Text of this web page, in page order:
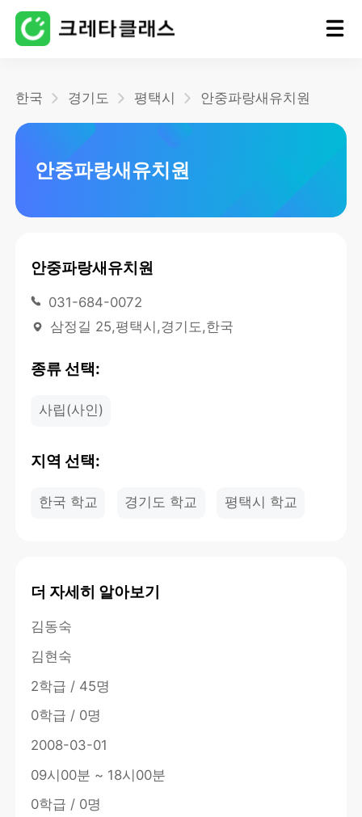
한국 경기도 평택시 안중파랑새유치원
안중파랑새유치원
안중파랑새유치원
031-684-0072
삼정길 25,평택시,경기도,한국
종류 선택:
사립(사인)
지역 선택:
한국 학교 경기도 학교 평택시 학교
더 자세히 알아보기
김동숙
김현숙
2학급 / 45명
0학급 / 0명
2008-03-01
09시00분 ~ 18시00분
0학급 / 0명